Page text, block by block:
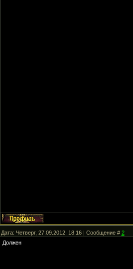
Дата: Четверг, 27.09.2012, 18:16 | Сообщение #2
Должен